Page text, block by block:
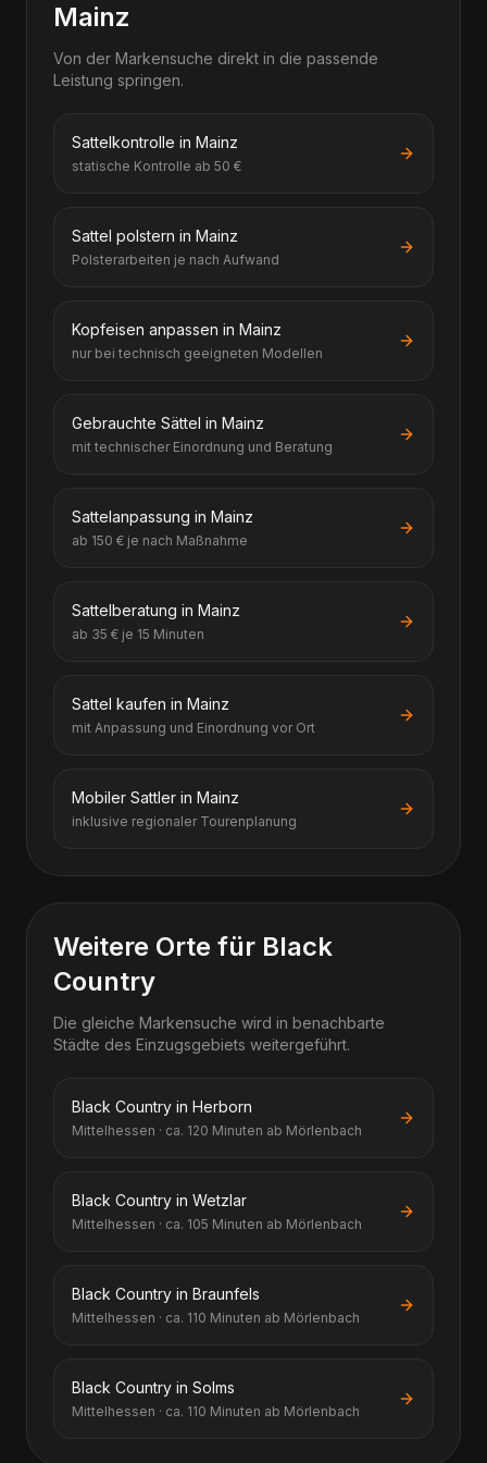
Mainz
Von der Markensuche direkt in die passende
Leistung springen.
Sattelkontrolle in Mainz
statische Kontrolle ab 50 €
Sattel polstern in Mainz
Polsterarbeiten je nach Aufwand
Kopfeisen anpassen in Mainz
nur bei technisch geeigneten Modellen
Gebrauchte Sättel in Mainz
mit technischer Einordnung und Beratung
Sattelanpassung in Mainz
ab 150 € je nach Maßnahme
Sattelberatung in Mainz
ab 35 € je 15 Minuten
Sattel kaufen in Mainz
mit Anpassung und Einordnung vor Ort
Mobiler Sattler in Mainz
inklusive regionaler Tourenplanung
Weitere Orte für Black
Country
Die gleiche Markensuche wird in benachbarte
Städte des Einzugsgebiets weitergeführt.
Black Country in Herborn
Mittelhessen · ca. 120 Minuten ab Mörlenbach
Black Country in Wetzlar
Mittelhessen · ca. 105 Minuten ab Mörlenbach
Black Country in Braunfels
Mittelhessen · ca. 110 Minuten ab Mörlenbach
Black Country in Solms
Mittelhessen · ca. 110 Minuten ab Mörlenbach